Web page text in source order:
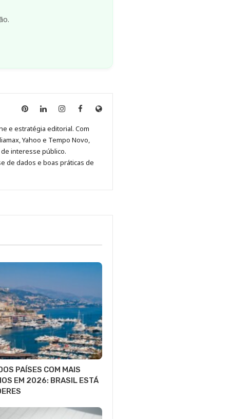
Anny
no
Pinterest
Anny
no
LinkedIn
Anny
no
Instagram
Anny
no
Facebook
Site
e estratégia editorial. Com
Yahoo e Tempo Novo,
interesse público.
de dados e boas práticas de
PAÍSES COM MAIS
EM 2026: BRASIL ESTÁ